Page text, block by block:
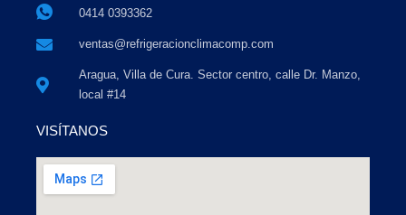
0414 0393362
ventas@refrigeracionclimacomp.com
Aragua, Villa de Cura. Sector centro, calle Dr. Manzo,
local #14
VISÍTANOS